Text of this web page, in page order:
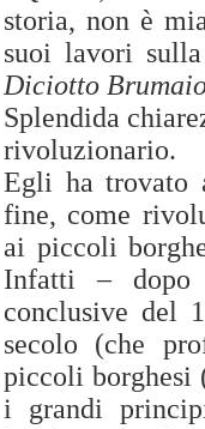
storia, non è
suoi lavori
Diciotto
Splendida
rivoluzionario.
Egli ha trovato
fine, come
ai piccoli
Infatti – dopo
conclusive del
secolo (che
piccoli borghesi
i grandi